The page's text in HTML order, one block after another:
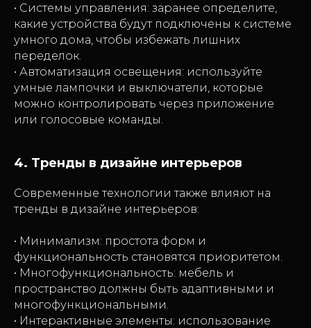
• Системы управления: заранее определите,
какие устройства будут подключены к системе
умного дома, чтобы избежать лишних
переделок.
• Автоматизация освещения: используйте
умные лампочки и выключатели, которые
можно контролировать через приложение
или голосовые команды.
4. Тренды в дизайне интерьеров
Современные технологии также влияют на
тренды в дизайне интерьеров:
• Минимализм: простота форм и
функциональность становятся приоритетом.
• Многофункциональность: мебель и
пространство должны быть адаптивными и
многофункциональными.
• Интерактивные элементы: использование